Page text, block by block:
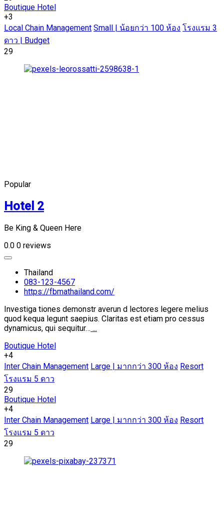
Boutique Hotel
+3
Local Chain Management Small | น้อยกว่า 100 ห้อง โรงแรม 3
ดาว | Budget
29
Popular
Hotel 2
Be King & Queen Here
0.0 0 reviews
Thailand
083-123-4567
https://fbmathailand.com/
Investiga tiones demonstr averun d lectores legere melius
quod kequa legunt saepius. Claritas est etiam pro cessus
dynamicus, qui sequitur… ...
Boutique Hotel
+4
Inter Chain Management Large | มากกว่า 300 ห้อง Resort
โรงแรม 5 ดาว
29
Boutique Hotel
+4
Inter Chain Management Large | มากกว่า 300 ห้อง Resort
โรงแรม 5 ดาว
29